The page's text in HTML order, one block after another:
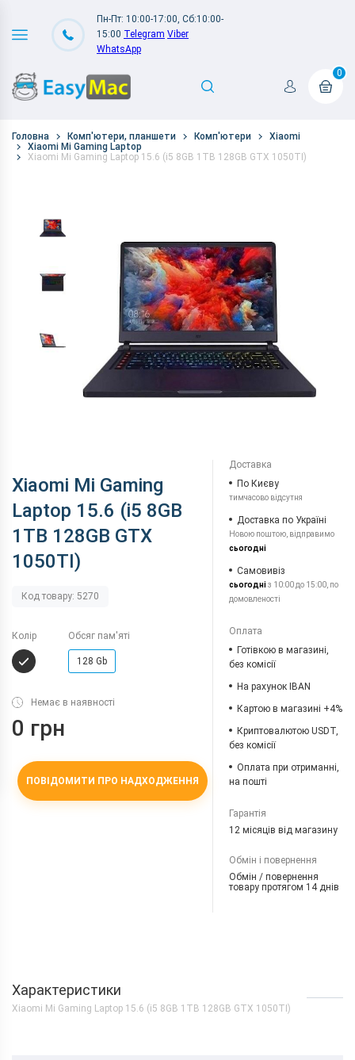
Пн-Пт: 10:00-17:00, Сб:10:00-
15:00 Telegram Viber
WhatsApp
0
Головна Комп'ютери, планшети Комп'ютери
Xiaomi
Xiaomi Mi Gaming Laptop
Xiaomi Mi Gaming Laptop 15.6 (i5 8GB 1TB 128GB GTX 1050TI)
Xiaomi Mi Gaming
Laptop 15.6 (i5 8GB
1TB 128GB GTX
1050TI)
Код товару: 5270
Колір Обсяг пам'яті
128 Gb
Немає в наявності
0 грн
ПОВІДОМИТИ ПРО НАДХОДЖЕННЯ
Доставка
По Києву
тимчасово відсутня
Доставка по Україні
Новою поштою, відправимо
сьогодні
Самовивіз
сьогодніз 10:00 до 15:00, по
домовленості
Оплата
Готівкою в магазині,
без комісії
На рахунок IBAN
Картою в магазині +4%
Криптовалютою USDT,
без комісії
Оплата при отриманні,
на пошті
Гарантія
12 місяців від магазину
Обмін і повернення
Обмін / повернення
товару протягом 14 днів
Характеристики
Xiaomi Mi Gaming Laptop 15.6 (i5 8GB 1TB 128GB GTX 1050TI)